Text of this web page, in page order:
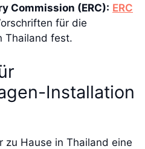
Commission (ERC): ERC
für die
Thailand fest.
Installation
zu Hause in Thailand eine